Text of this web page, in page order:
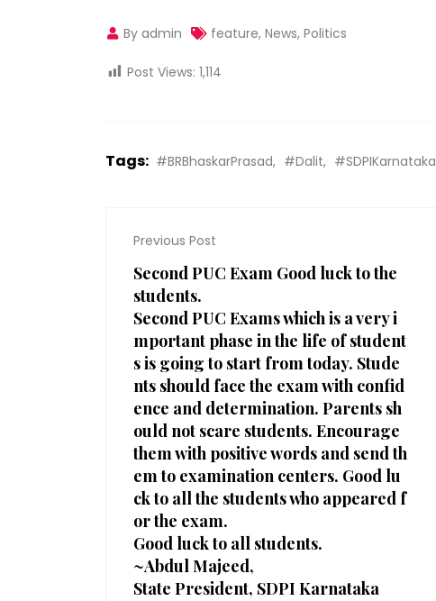
By admin feature, News, Politics
Post Views: 1,114
Tags: #BRBhaskarPrasad #Dalit #SDPIKarnataka
Previous Post
Second PUC Exam Good luck to the
students.
Second PUC Exams which is a very i
mportant phase in the life of student
s is going to start from today. Stude
nts should face the exam with confid
ence and determination. Parents sh
ould not scare students. Encourage
them with positive words and send th
em to examination centers. Good lu
ck to all the students who appeared f
or the exam.
Good luck to all students.
~Abdul Majeed,
State President, SDPI Karnataka